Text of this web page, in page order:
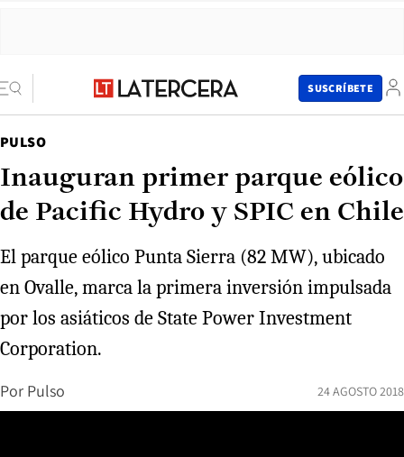
SUSCRÍBETE
PULSO
Inauguran primer parque eólico
de Pacific Hydro y SPIC en Chile
El parque eólico Punta Sierra (82 MW), ubicado
en Ovalle, marca la primera inversión impulsada
por los asiáticos de State Power Investment
Corporation.
Por Pulso 24 AGOSTO 2018